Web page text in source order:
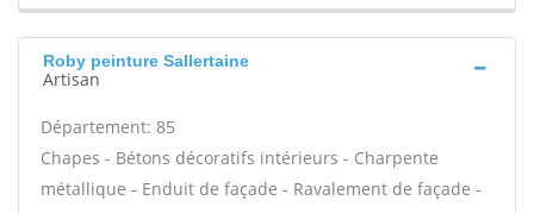
Roby peinture Sallertaine
Artisan
Département: 85
Chapes - Bétons décoratifs intérieurs - Charpente
métallique - Enduit de façade - Ravalement de façade -